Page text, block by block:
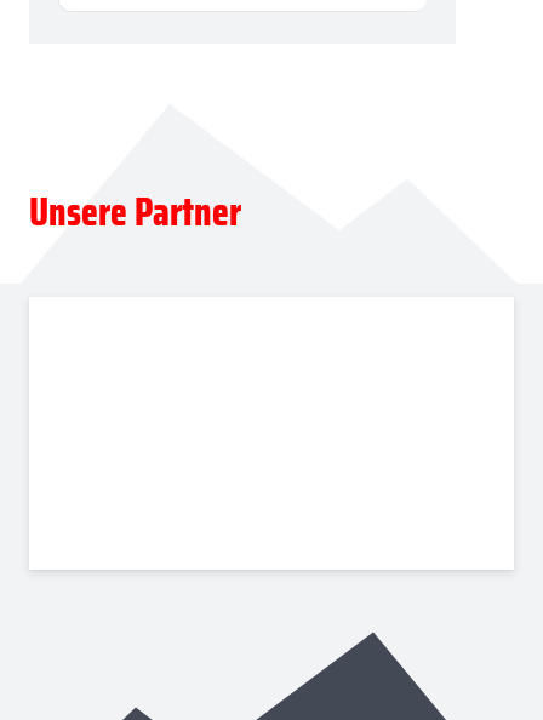
Unsere Partner